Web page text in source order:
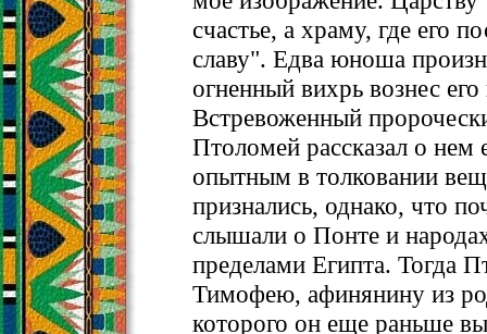
счастье, а храму, где его
славу". Едва юноша
огненный вихрь вознес
Встревоженный
Птоломей рассказал о нем
опытным в толковании
признались, однако, что
слышали о Понте и
пределами Египта. Тогда
Тимофею, афинянину из
которого он еще раньше